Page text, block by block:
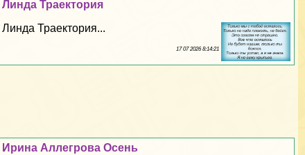
Линда Траектория
Линда Траектория...
17 07 2026 8:14:21
Ирина Аллегрова Осень